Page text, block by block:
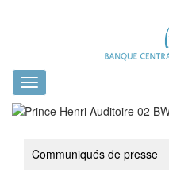
Toggle
navigation
Communiqués de presse